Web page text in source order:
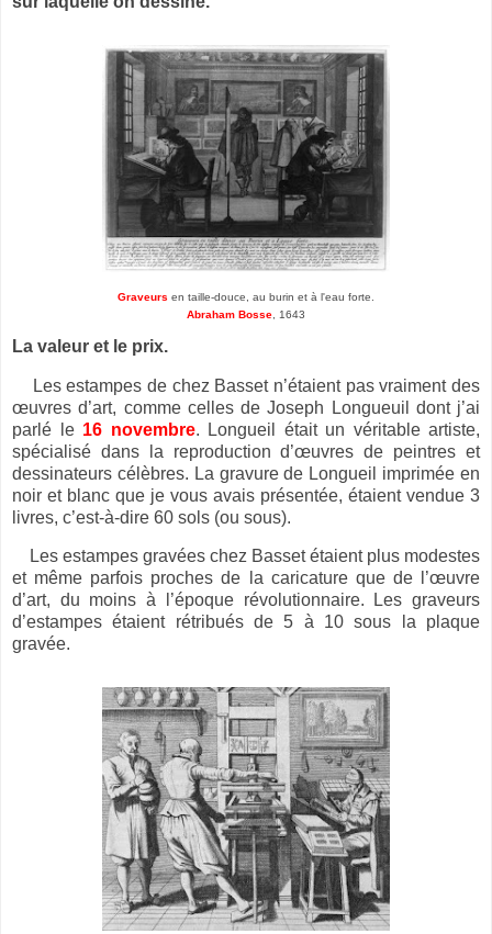
Graveurs en taille-douce, au burin et à l'eau forte.
Abraham Bosse , 1643
La valeur et le prix.
Les estampes de chez Basset n’étaient pas vraiment des
œuvres d’art, comme celles de Joseph Longueuil dont j’ai
parlé le 16 novembre. Longueil était un véritable artiste,
spécialisé dans la reproduction d’œuvres de peintres et
dessinateurs célèbres. La gravure de Longueil imprimée en
noir et blanc que je vous avais présentée, étaient vendue 3
livres, c’est-à-dire 60 sols (ou sous).
Les estampes gravées chez Basset étaient plus modestes
et même parfois proches de la caricature que de l’œuvre
d’art, du moins à l’époque révolutionnaire.
Les graveurs
d’estampes étaient rétribués de 5 à 10 sous la plaque
gravée.